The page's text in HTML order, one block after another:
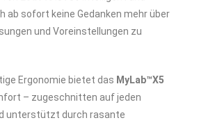
ab sofort keine Gedanken mehr über
und Voreinstellungen zu
Ergonomie bietet das MyLab™X5
– zugeschnitten auf jeden
unterstützt durch rasante